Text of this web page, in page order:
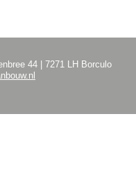
44 | 7271 LH Borculo